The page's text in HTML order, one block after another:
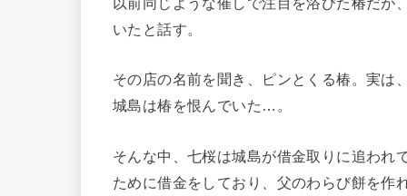
いたと話す。
その店の名前を聞き、ピンとくる椿。実は
城島は椿を恨んでいた…。
そんな中、七桜は城島が借金取りに追われ
ために借金をしており、父のわらび餅を作